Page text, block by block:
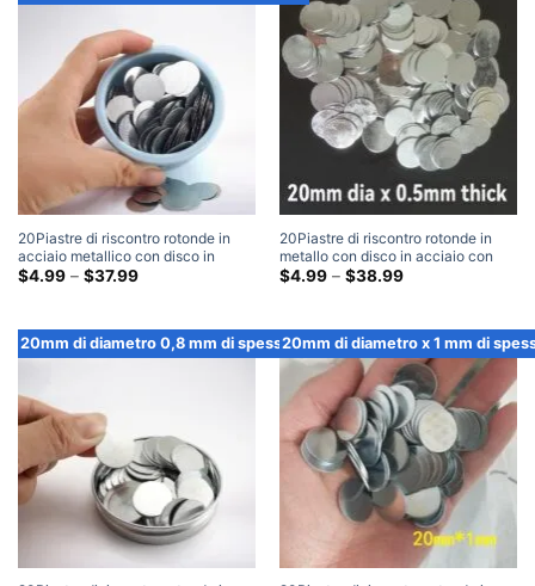
20Piastre di riscontro rotonde in
acciaio metallico con disco in
acciaio di diametro mm x 0,3 mm di
$4.99 – $37.99Fascia
Attraverso
$37.99
20Piastre di riscontro rotonde in
metallo con disco in acciaio con
disco in acciaio di diametro mm x
$4.99 – $38.99Fascia
Attraverso
$38.99
20mm di diametro 0,8 mm di spessore20mm di diametro x 1 mm di